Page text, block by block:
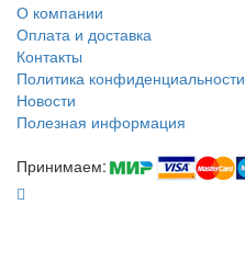
О компании
Оплата и доставка
Контакты
Политика конфиденциальности
Новости
Полезная информация
Принимаем: